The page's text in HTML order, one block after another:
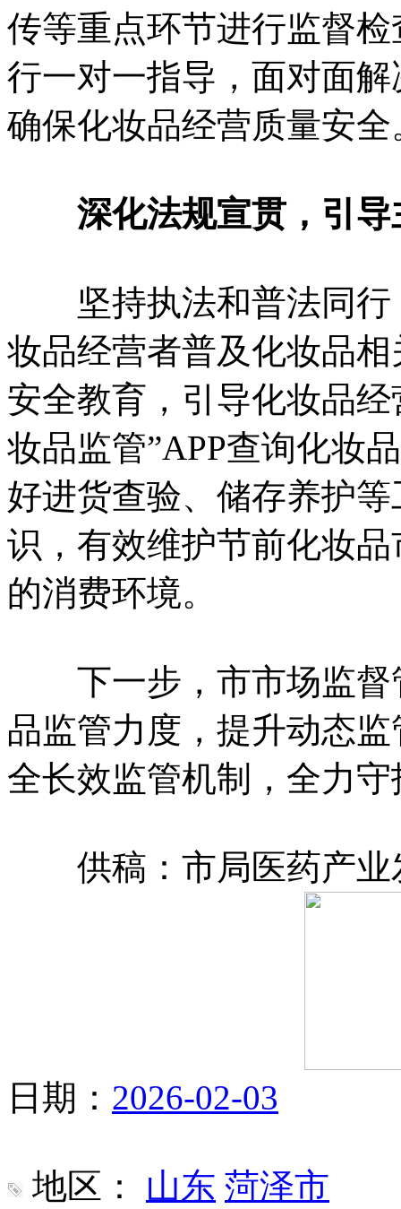
传等重点环节进行监督
行一对一指导，面对面
确保化妆品经营质量安全
深化法规宣贯，引导
坚持执法和普法同行
妆品经营者普及化妆品
安全教育，引导化妆品
妆品监管”APP查询化妆
好进货查验、储存养护
识，有效维护节前化妆
的消费环境。
下一步，市市场监督
品监管力度，提升动态
全长效监管机制，全力
供稿：市局医药产业
日期： 2026-02-03
地区： 山东 菏泽市